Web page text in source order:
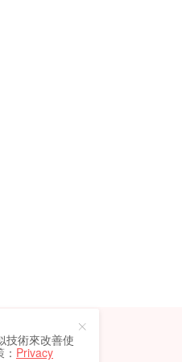
技術來改善使
Privacy